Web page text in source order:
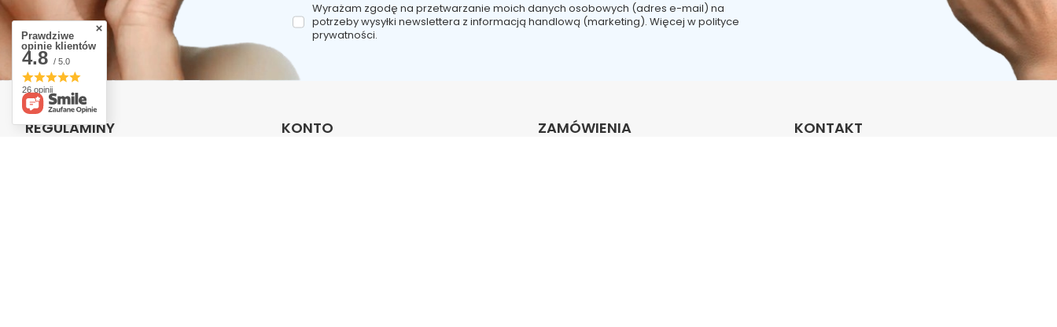
Wyrażam zgodę na przetwarzanie moich danych osobowych (adres e-mail) na
potrzeby wysyłki newslettera z informacją handlową (marketing). Więcej wpolityce
prywatności.
REGULAMINY KONTO ZAMÓWIENIA KONTAKT
Prawdziwe
opinie klientów
4.8 / 5.0
26 opinii